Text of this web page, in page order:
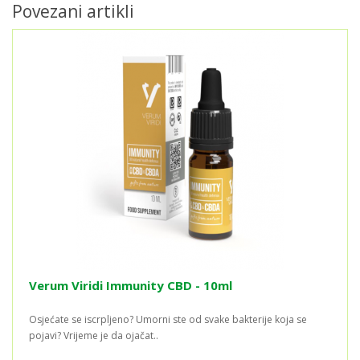
Povezani artikli
Verum Viridi Immunity CBD - 10ml
Osjećate se iscrpljeno? Umorni ste od svake bakterije koja se
pojavi? Vrijeme je da ojačat..